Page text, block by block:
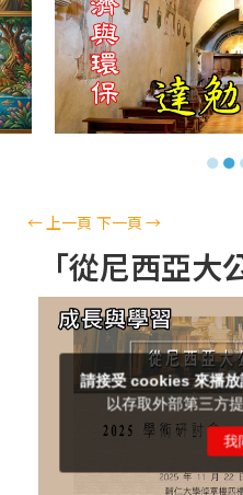
【信仰之旅】
—金毓瑋 神父
【信仰之旅】
—金毓瑋 神父
【信仰之旅】
【信仰之旅】
【信仰之旅】
神父
【信仰之旅】
●●
← 上一頁 下一頁→